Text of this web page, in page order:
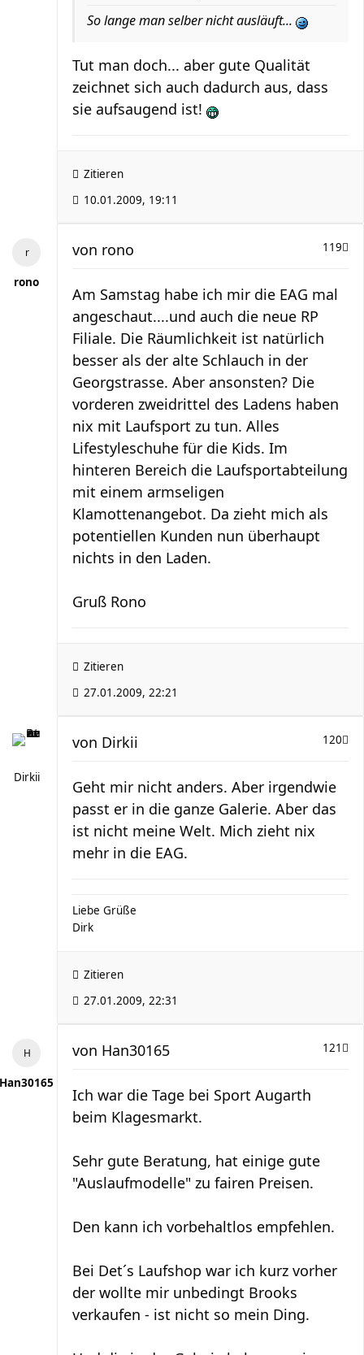
So lange man selber nicht ausläuft...
Tut man doch... aber gute Qualität
zeichnet sich auch dadurch aus, dass
sie aufsaugend ist!
Zitieren
10.01.2009, 19:11
rono
119
von rono
Am Samstag habe ich mir die EAG mal
angeschaut....und auch die neue RP
Filiale. Die Räumlichkeit ist natürlich
besser als der alte Schlauch in der
Georgstrasse. Aber ansonsten? Die
vorderen zweidrittel des Ladens haben
nix mit Laufsport zu tun. Alles
Lifestyleschuhe für die Kids. Im
hinteren Bereich die Laufsportabteilung
mit einem armseligen
Klamottenangebot. Da zieht mich als
potentiellen Kunden nun überhaupt
nichts in den Laden.
Gruß Rono
Zitieren
27.01.2009, 22:21
Dirkii
120
von Dirkii
Geht mir nicht anders. Aber irgendwie
passt er in die ganze Galerie. Aber das
ist nicht meine Welt. Mich zieht nix
mehr in die EAG.
Liebe Grüße
Dirk
Zitieren
27.01.2009, 22:31
Han30165
121
von Han30165
Ich war die Tage bei Sport Augarth
beim Klagesmarkt.
Sehr gute Beratung, hat einige gute
"Auslaufmodelle" zu fairen Preisen.
Den kann ich vorbehaltlos empfehlen.
Bei Det´s Laufshop war ich kurz vorher
der wollte mir unbedingt Brooks
verkaufen - ist nicht so mein Ding.